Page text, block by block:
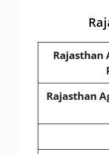
Rajasthan
Rajasthan